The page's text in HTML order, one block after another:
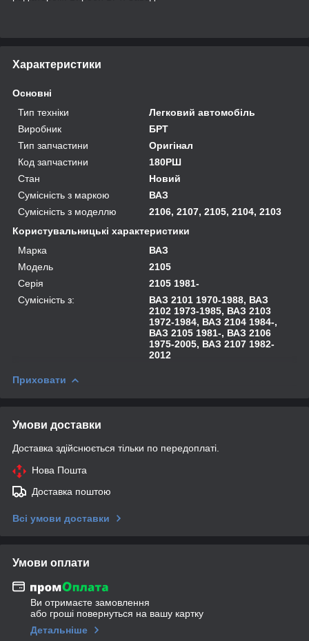
Характеристики
Основні
Тип техніки
Легковий автомобіль
Виробник
БРТ
Тип запчастини
Оригінал
Код запчастини
180РШ
Стан
Новий
Сумісність з маркою
ВАЗ
Сумісність з моделлю
2106, 2107, 2105, 2104, 2103
Користувальницькі характеристики
Марка
ВАЗ
Модель
2105
Серія
2105 1981-
Сумісність з:
ВАЗ 2101 1970-1988, ВАЗ
2102 1973-1985, ВАЗ 2103
1972-1984, ВАЗ 2104 1984-,
ВАЗ 2105 1981-, ВАЗ 2106
1975-2005, ВАЗ 2107 1982-
2012
Приховати
Умови доставки
Доставка здійснюється тільки по передоплаті.
Нова Пошта
Доставка поштою
Всі умови доставки
Умови оплати
Ви отримаєте замовлення
або гроші повернуться на вашу картку
Детальніше